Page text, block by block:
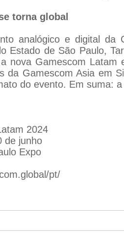
torna global
analógico e digital da
Estado de São Paulo,
nova Gamescom
da Gamescom Asia em
do evento. Em suma:
2024
de junho
Expo
pt/